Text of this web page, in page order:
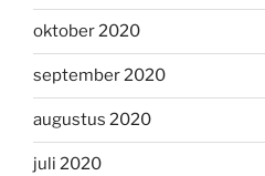
oktober 2020
september 2020
augustus 2020
juli 2020